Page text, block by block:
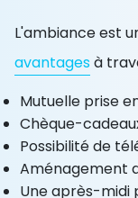
L'ambiance est
avantagesà
Mutuelle prise
Chèque-
Possibilité de
Aménagement
Une après-midi